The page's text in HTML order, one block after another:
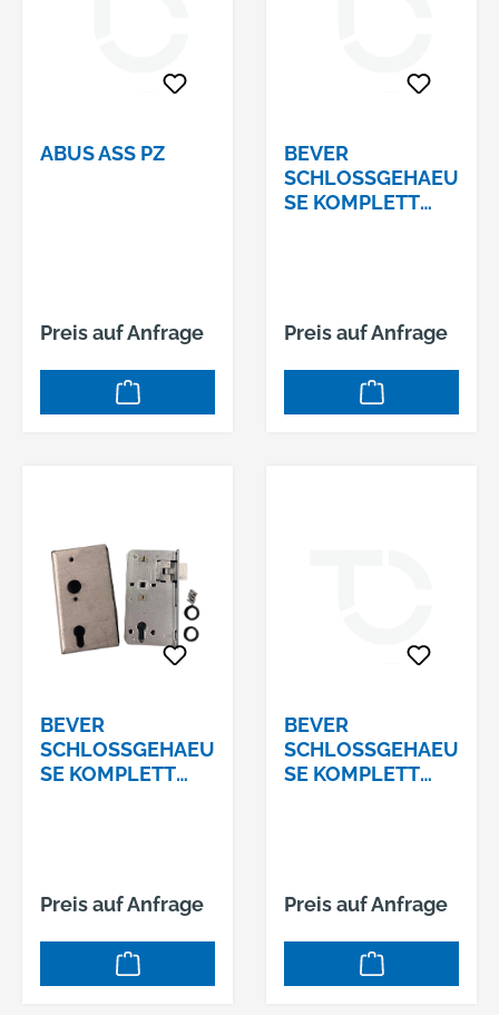
ABUS ASS PZ
Preis auf Anfrage
BEVER
SCHLOSSGEHAEU
SE KOMPLETT
Preis auf Anfrage
BEVER
SCHLOSSGEHAEU
SE KOMPLETT
Preis auf Anfrage
BEVER
SCHLOSSGEHAEU
SE KOMPLETT
Preis auf Anfrage